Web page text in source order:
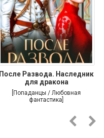
После Развода. Наследник
для дракона
[Попаданцы / Любовная
фантастика]